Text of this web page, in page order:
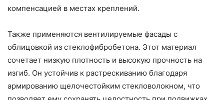
компенсацией в местах креплений.
Также применяются вентилируемые фасады с
облицовкой из стеклофибробетона. Этот материал
сочетает низкую плотность и высокую прочность на
изгиб. Он устойчив к растрескиванию благодаря
армированию щелочестойким стекловолокном, что